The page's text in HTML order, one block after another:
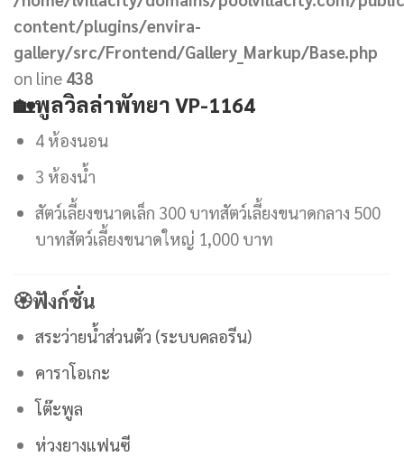
content/plugins/envira-
gallery/src/Frontend/Gallery_Markup/Base.php
on line 438
🏡พูลวิลล่าพัทยา VP-1164
4 ห้องนอน
3 ห้องน้ำ
สัตว์เลี้ยงขนาดเล็ก 300 บาทสัตว์เลี้ยงขนาดกลาง 500
บาทสัตว์เลี้ยงขนาดใหญ่ 1,000 บาท
🏵ฟังก์ชั่น
สระว่ายน้ำส่วนตัว (ระบบคลอรีน)
คาราโอเกะ
โต๊ะพูล
ห่วงยางแฟนซี